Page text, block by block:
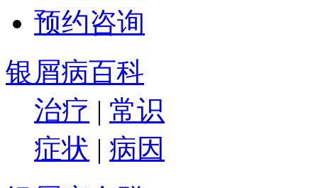
预约咨询
银屑病百科
治疗 | 常识
症状 | 病因